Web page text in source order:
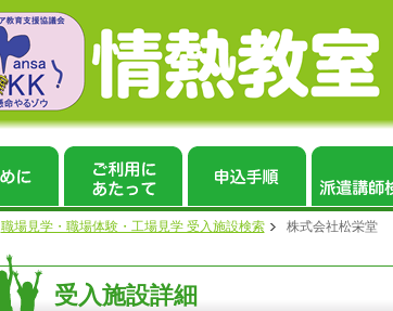
職場見学・職場体験・工場見学 受入施設検索 株式会社松栄堂
受入施設詳細